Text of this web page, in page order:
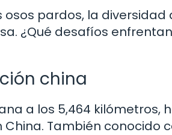
pardos, la
¿Qué desafíos
china
a los 5,464 kilómetros,
También conocido